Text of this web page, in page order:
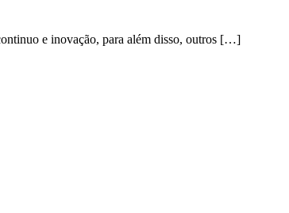
e inovação, para além disso, outros […]